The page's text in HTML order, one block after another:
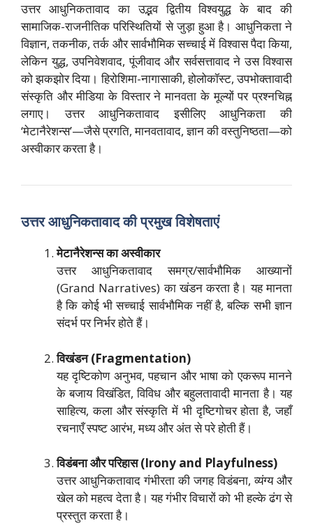
उत्तर आधुनिकतावाद का उद्भव द्वितीय विश्वयुद्ध के बाद की
सामाजिक-राजनीतिक परिस्थितियों से जुड़ा हुआ है। आधुनिकता ने
विज्ञान, तकनीक, तर्क और सार्वभौमिक सच्चाई में विश्वास पैदा किया,
लेकिन युद्ध, उपनिवेशवाद, पूंजीवाद और सर्वसत्तावाद ने उस विश्वास
को झकझोर दिया। हिरोशिमा-नागासाकी, होलोकॉस्ट, उपभोक्तावादी
संस्कृति और मीडिया के विस्तार ने मानवता के मूल्यों पर प्रश्नचिह्न
लगाए। उत्तर आधुनिकतावाद इसीलिए आधुनिकता की
‘मेटानैरेशन्स’—जैसे प्रगति, मानवतावाद, ज्ञान की वस्तुनिष्ठता—को
अस्वीकार करता है।
उत्तर आधुनिकतावाद की प्रमुख विशेषताएं
मेटानैरेशन्स का अस्वीकार
उत्तर आधुनिकतावाद समग्र/सार्वभौमिक आख्यानों
(Grand Narratives) का खंडन करता है। यह मानता
है कि कोई भी सच्चाई सार्वभौमिक नहीं है, बल्कि सभी ज्ञान
संदर्भ पर निर्भर होते हैं।
विखंडन (Fragmentation)
यह दृष्टिकोण अनुभव, पहचान और भाषा को एकरूप मानने
के बजाय विखंडित, विविध और बहुलतावादी मानता है। यह
साहित्य, कला और संस्कृति में भी दृष्टिगोचर होता है, जहाँ
रचनाएँ स्पष्ट आरंभ, मध्य और अंत से परे होती हैं।
विडंबना और परिहास (Irony and Playfulness)
उत्तर आधुनिकतावाद गंभीरता की जगह विडंबना, व्यंग्य और
खेल को महत्व देता है। यह गंभीर विचारों को भी हल्के ढंग से
प्रस्तुत करता है।